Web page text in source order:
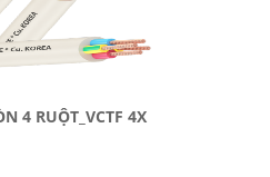
4 RUỘT_VCTF 4X